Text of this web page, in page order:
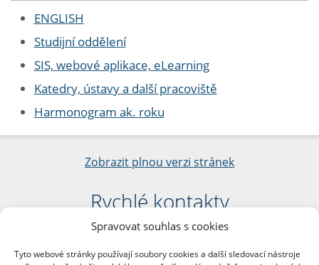
Spravovat souhlas s cookies
Tyto webové stránky používají soubory cookies a další sledovací nástroje
ENGLISH
Studijní oddělení
SIS, webové aplikace, eLearning
Katedry, ústavy a další pracoviště
Harmonogram ak. roku
Zobrazit plnou verzi stránek
Rychlé kontakty
Filozofická fakulta
nám. Jana Palacha 1/2